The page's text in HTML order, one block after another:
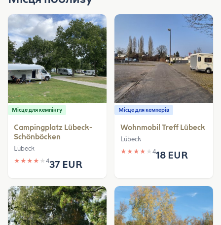
Місце для кемпінгу
Campingplatz Lübeck-
Schönböcken
Lübeck
★ ★ ★ ★ ★ 437 EUR
Місце для кемперів
Wohnmobil Treff Lübeck
Lübeck
★ ★ ★ ★ ★ 418 EUR